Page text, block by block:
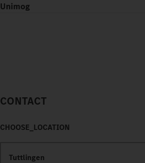
Unimog
CONTACT
CHOOSE_LOCATION
Tuttlingen